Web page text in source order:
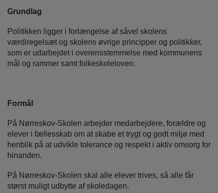
Grundlag
Politikken ligger i forlængelse af såvel skolens
værdiregelsæt og skolens øvrige principper og politikker,
som er udarbejdet i overensstemmelse med kommunens
mål og rammer samt folkeskoleloven.
Formål
På Nørreskov-Skolen arbejder medarbejdere, forældre og
elever i fællesskab om at skabe et trygt og godt miljø med
henblik på at udvikle tolerance og respekt i aktiv omsorg for
hinanden.
På Nørreskov-Skolen skal alle elever trives, så alle får
størst muligt udbytte af skoledagen.